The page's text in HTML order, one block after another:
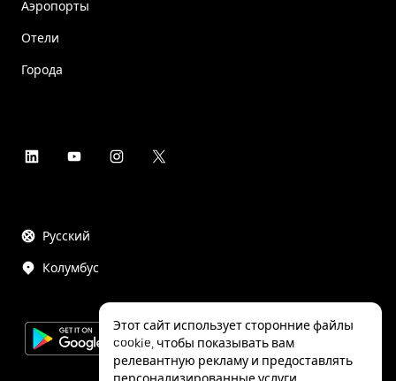
Аэропорты
Отели
Города
Русский
Колумбус
Этот сайт использует сторонние файлы
cookie, чтобы показывать вам
релевантную рекламу и предоставлять